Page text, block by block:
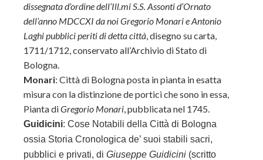
dissegnata d’ordine dell’Ill.mi S.S. Assonti d’Ornato
dell’anno MDCCXI da noi Gregorio Monari e Antonio
Laghi pubblici periti di detta città, disegno su carta,
1711/1712, conservato all’Archivio di Stato di
Bologna.
Monari: Città di Bologna posta in pianta in esatta
misura con la distinzione de portici che sono in essa,
Pianta diGregorio Monari, pubblicata nel 1745.
Guidicini: Cose Notabili della Città di Bologna
ossia Storia Cronologica de’ suoi stabili sacri,
pubblici e privati, di Giuseppe Guidicini (scritto